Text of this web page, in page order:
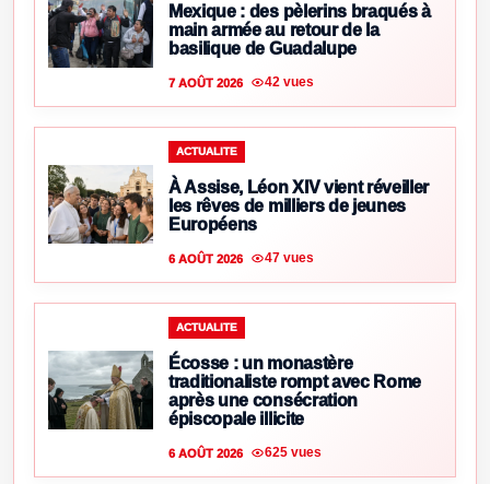
Mexique : des pèlerins braqués à
main armée au retour de la
basilique de Guadalupe
7 AOÛT 2026 42 vues
ACTUALITE
À Assise, Léon XIV vient réveiller
les rêves de milliers de jeunes
Européens
6 AOÛT 2026 47 vues
ACTUALITE
Écosse : un monastère
traditionaliste rompt avec Rome
après une consécration
épiscopale illicite
6 AOÛT 2026 625 vues